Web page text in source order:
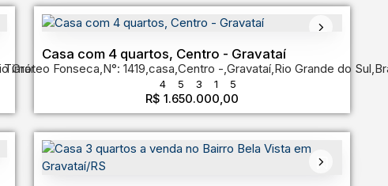
Grande do Sul,Brasil
Casa com 4 quartos, Centro - Gravataí
R$ 1.650.000,00
Timóteo Fonseca,N°: 1419,casa,Centro ,Gravataí,Rio Grande do Sul,
4 5 3 1 5